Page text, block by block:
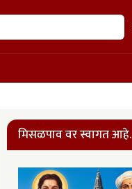
मिसळपाव वर स्वागत आहे.